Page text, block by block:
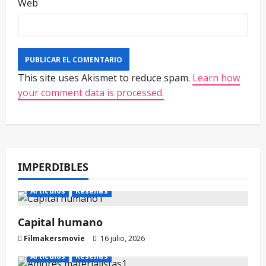
Web
This site uses Akismet to reduce spam. Learn how
your comment data is processed.
IMPERDIBLES
Artículos Reseñas
Capital humano
Filmakersmovie
16 julio, 2026
Artículos
Reseñas